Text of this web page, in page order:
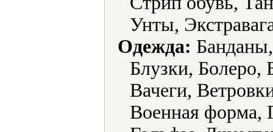
Унты,
Одежда:
Блузки, Болеро,
Вачеги,
Военная форма,